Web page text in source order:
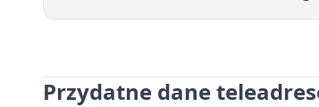
Przydatne dane